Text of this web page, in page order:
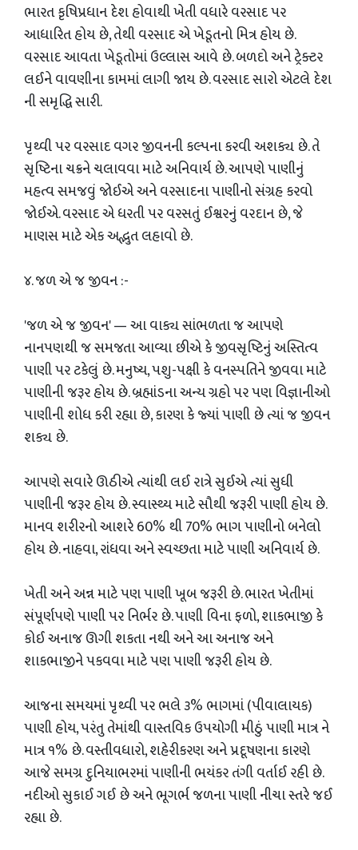
​ભારત કૃષિપ્રધાન દેશ હોવાથી ખેતી વધારે વરસાદ પર
આધારિત હોય છે, તેથી વરસાદ એ ખેડૂતનો મિત્ર હોય છે.
વરસાદ આવતા ખેડૂતોમાં ઉલ્લાસ આવે છે. બળદો અને ટ્રેક્ટર
લઈને વાવણીના કામમાં લાગી જાય છે. વરસાદ સારો એટલે દેશ
ની સમૃદ્ધિ સારી.
પૃથ્વી પર વરસાદ વગર જીવનની કલ્પના કરવી અશક્ય છે. તે
સૃષ્ટિના ચક્રને ચલાવવા માટે અનિવાર્ય છે. આપણે પાણીનું
મહત્વ સમજવું જોઈએ અને વરસાદના પાણીનો સંગ્રહ કરવો
જોઈએ. વરસાદ એ ધરતી પર વરસતું ઈશ્વરનું વરદાન છે, જે
માણસ માટે એક અદ્ભુત લહાવો છે.
​૪. જળ એ જ જીવન :-
​'જળ એ જ જીવન' — આ વાક્ય સાંભળતા જ આપણે
નાનપણથી જ સમજતા આવ્યા છીએ કે જીવસૃષ્ટિનું અસ્તિત્વ
પાણી પર ટકેલું છે. મનુષ્ય, પશુ-પક્ષી કે વનસ્પતિને જીવવા માટે
પાણીની જરૂર હોય છે. બ્રહ્માંડના અન્ય ગ્રહો પર પણ વિજ્ઞાનીઓ
પાણીની શોધ કરી રહ્યા છે, કારણ કે જ્યાં પાણી છે ત્યાં જ જીવન
શક્ય છે.
​આપણે સવારે ઊઠીએ ત્યાંથી લઈ રાત્રે સુઈએ ત્યાં સુધી
પાણીની જરૂર હોય છે. સ્વાસ્થ્ય માટે સૌથી જરૂરી પાણી હોય છે.
માનવ શરીરનો આશરે 60% થી 70% ભાગ પાણીનો બનેલો
હોય છે. નાહવા, રાંધવા અને સ્વચ્છતા માટે પાણી અનિવાર્ય છે.
​ખેતી અને અન્ન માટે પણ પાણી ખૂબ જરૂરી છે. ભારત ખેતીમાં
સંપૂર્ણપણે પાણી પર નિર્ભર છે. પાણી વિના ફળો, શાકભાજી કે
કોઈ અનાજ ઊગી શકતા નથી અને આ અનાજ અને
શાકભાજીને પકવવા માટે પણ પાણી જરૂરી હોય છે.
​આજના સમયમાં પૃથ્વી પર ભલે ૩% ભાગમાં (પીવાલાયક)
પાણી હોય, પરંતુ તેમાંથી વાસ્તવિક ઉપયોગી મીઠું પાણી માત્ર ને
માત્ર ૧% છે. વસ્તીવધારો, શહેરીકરણ અને પ્રદૂષણના કારણે
આજે સમગ્ર દુનિયાભરમાં પાણીની ભયંકર તંગી વર્તાઈ રહી છે.
નદીઓ સુકાઈ ગઈ છે અને ભૂગર્ભ જળના પાણી નીચા સ્તરે જઈ
રહ્યા છે.